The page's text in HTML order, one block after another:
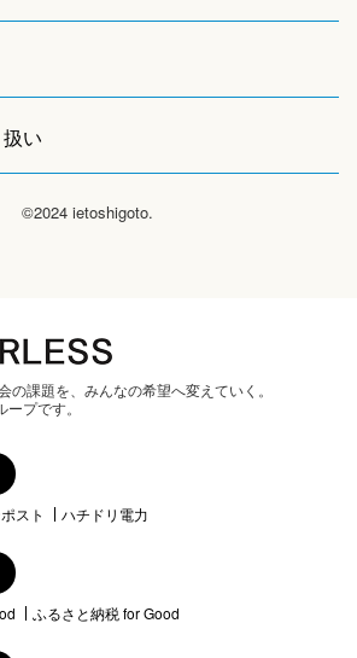
い
©2024 ietoshigoto.
の課題を、みんなの希望へ変えていく。
プです。
スト ハチドリ電力
ふるさと納税 for Good